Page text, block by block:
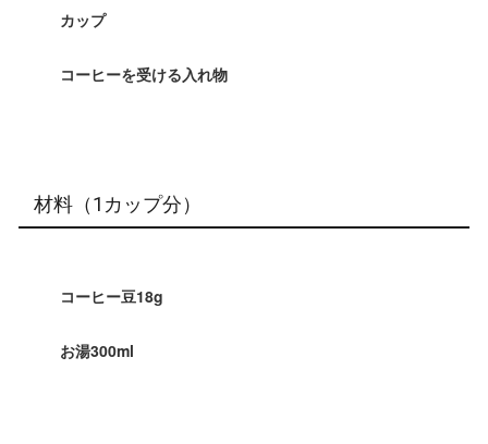
カップ
コーヒーを受ける入れ物
材料（1カップ分）
コーヒー豆18g
お湯300ml